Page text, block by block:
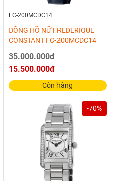
FC-200MCDC14
ĐỒNG HỒ NỮ FREDERIQUE
CONSTANT FC-200MCDC14
35.000.000đ
15.500.000đ
Còn hàng
-70%